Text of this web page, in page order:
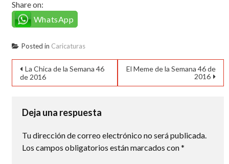
Share on:
WhatsApp
Posted in Caricaturas
Navegación
de
entradas
La Chica de la Semana 46
de 2016
El Meme de la Semana 46 de
2016
Deja una respuesta
Tu dirección de correo electrónico no será publicada.
Los campos obligatorios están marcados con*